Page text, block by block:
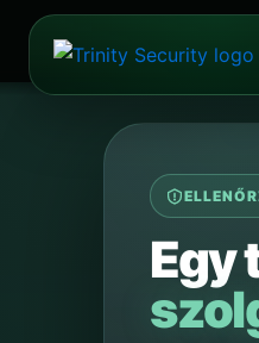
Skip
content
Egy